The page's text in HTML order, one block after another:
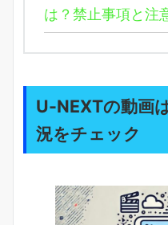
は？禁止事項と注
U-NEXTの動画
況をチェック